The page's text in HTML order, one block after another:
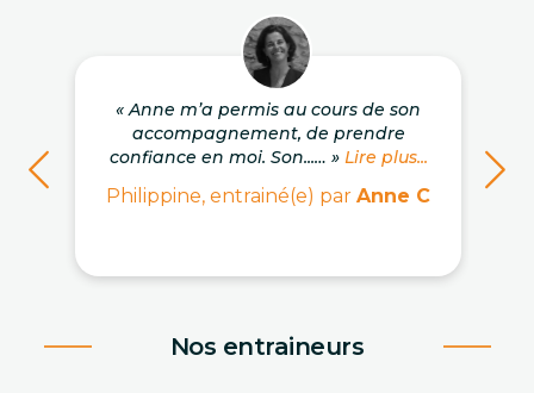
« Anne m’a permis au cours de son
accompagnement, de prendre
confiance en moi. Son...… » Lire plus...
Philippine, entrainé(e) par Anne C
Nos entraineurs